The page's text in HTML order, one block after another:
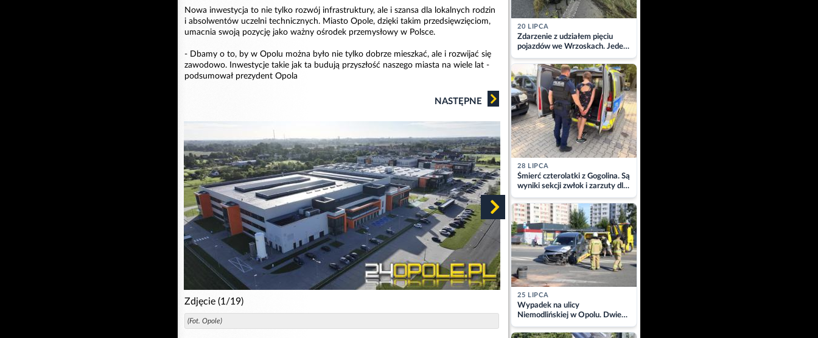
Nowa inwestycja to nie tylko rozwój infrastruktury, ale i szansa dla lokalnych rodzin
i absolwentów uczelni technicznych. Miasto Opole, dzięki takim przedsięwzięciom,
umacnia swoją pozycję jako ważny ośrodek przemysłowy w Polsce.
- Dbamy o to, by w Opolu można było nie tylko dobrze mieszkać, ale i rozwijać się
zawodowo. Inwestycje takie jak ta budują przyszłość naszego miasta na wiele lat -
podsumował prezydent Opola
NASTĘPNE
Zdjęcie (1/19)
(Fot. Opole)
20 LIPCA
Zdarzenie z udziałem pięciu
pojazdów we Wrzoskach. Jeden
z kierowców zabrany w
kajdankach
28 LIPCA
Śmierć czterolatki z Gogolina. Są
wyniki sekcji zwłok i zarzuty dla
matki
25 LIPCA
Wypadek na ulicy
Niemodlińskiej w Opolu. Dwie
osoby w szpitalu